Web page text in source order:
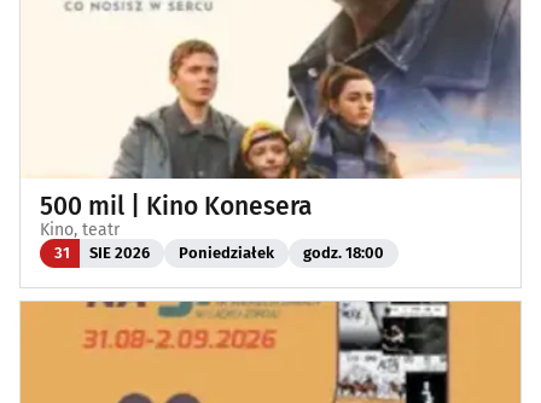
500 mil | Kino Konesera
Kino, teatr
31 SIE 2026 Poniedziałek godz. 18:00